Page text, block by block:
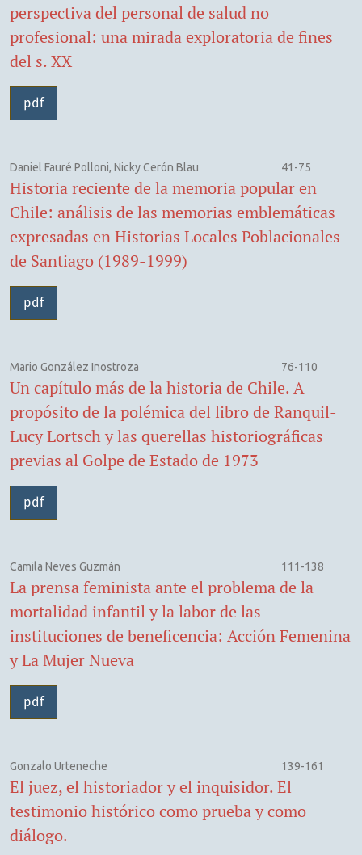
perspectiva del personal de salud no
profesional: una mirada exploratoria de fines
del s. XX
pdf
Daniel Fauré Polloni, Nicky Cerón Blau 41-75
Historia reciente de la memoria popular en
Chile: análisis de las memorias emblemáticas
expresadas en Historias Locales Poblacionales
de Santiago (1989-1999)
pdf
Mario González Inostroza 76-110
Un capítulo más de la historia de Chile. A
propósito de la polémica del libro de Ranquil-
Lucy Lortsch y las querellas historiográficas
previas al Golpe de Estado de 1973
pdf
Camila Neves Guzmán 111-138
La prensa feminista ante el problema de la
mortalidad infantil y la labor de las
instituciones de beneficencia: Acción Femenina
y La Mujer Nueva
pdf
Gonzalo Urteneche 139-161
El juez, el historiador y el inquisidor. El
testimonio histórico como prueba y como
diálogo.